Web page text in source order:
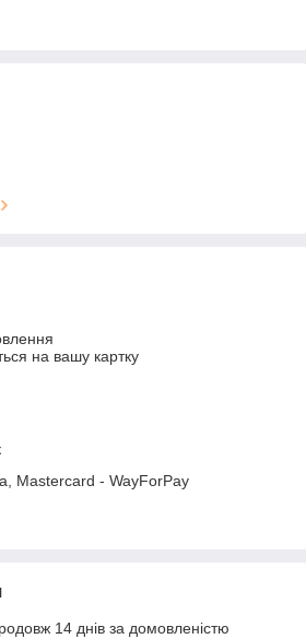
на вашу картку
Mastercard - WayForPay
14 днів за домовленістю